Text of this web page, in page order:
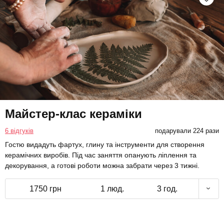
Майстер-клас кераміки
6 відгуків подарували 224 рази
Гостю видадуть фартух, глину та інструменти для створення
керамічних виробів. Під час заняття опанують ліплення та
декорування, а готові роботи можна забрати через 3 тижні.
1750 грн 1 люд. 3 год.